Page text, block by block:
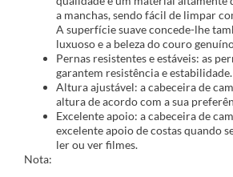
a manchas, sendo fácil de limpar
A superfície suave concede-lhe
luxuoso e a beleza do couro
Pernas resistentes e estáveis: as
garantem resistência e estabilidade.
Altura ajustável: a cabeceira de
altura de acordo com a sua
Excelente apoio: a cabeceira de
excelente apoio de costas quando
ler ou ver filmes.
Nota: